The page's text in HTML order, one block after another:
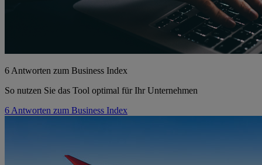
6 Antworten zum Business Index
So nutzen Sie das Tool optimal für Ihr Unternehmen
6 Antworten zum Business Index